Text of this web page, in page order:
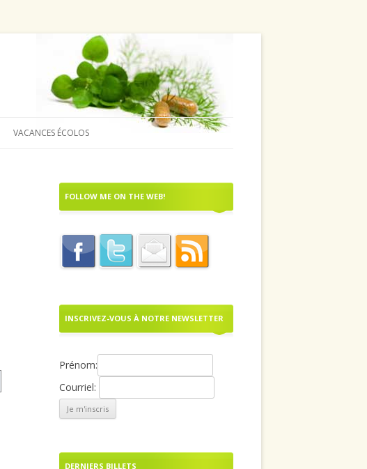
VACANCES ÉCOLOS
FOLLOW ME ON THE WEB!
INSCRIVEZ-VOUS À NOTRE NEWSLETTER
Prénom:
Courriel:
DERNIERS BILLETS